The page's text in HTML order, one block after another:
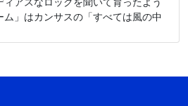
アスなロックを聞いて育ったよう
」はカンサスの「すべては風の中